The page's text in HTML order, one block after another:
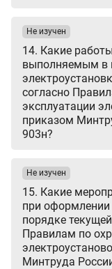
14. Какие
выполняемым в
согласно
эксплуатации
приказом
903н?
Не изучен
15. Какие
при
порядке
Правилам по
Минтруда
Не изучен